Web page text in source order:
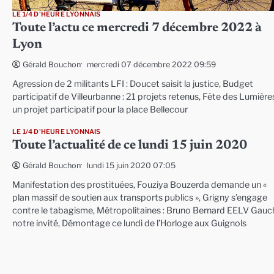
LE 1/4 D'HEURE LYONNAIS
Toute l’actu ce mercredi 7 décembre 2022 à
Lyon
Gérald Bouchon mercredi 07 décembre 2022 09:59
Agression de 2 militants LFI : Doucet saisit la justice, Budget
participatif de Villeurbanne : 21 projets retenus, Fête des
un projet participatif pour la place Bellecour
LE 1/4 D'HEURE LYONNAIS
Toute l’actualité de ce lundi 15 juin 2020
Gérald Bouchon lundi 15 juin 2020 07:05
Manifestation des prostituées, Fouziya Bouzerda demande un «
plan massif de soutien aux transports publics », Grigny s’engage
contre le tabagisme, Métropolitaines : Bruno Bernard EELV
notre invité, Démontage ce lundi de l’Horloge aux Guignols